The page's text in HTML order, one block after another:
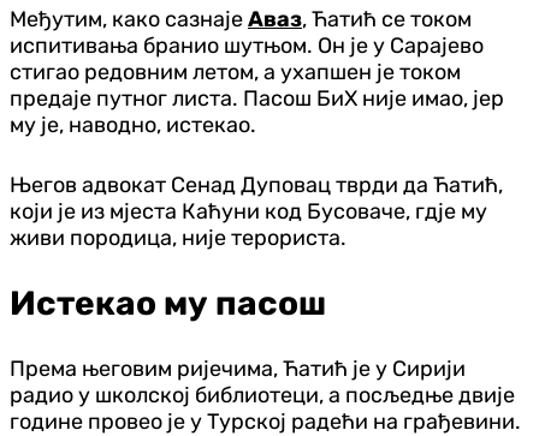
Међутим, како сазнајеАваз, Ћатић се током
испитивања бранио шутњом. Он је у Сарајево
стигао редовним летом, а ухапшен је током
предаје путног листа. Пасош БиХ није имао, јер
му је, наводно, истекао.
Његов адвокат Сенад Дуповац тврди да Ћатић,
који је из мјеста Каћуни код Бусоваче, гдје му
живи породица, није терориста.
Истекао му пасош
Према његовим ријечима, Ћатић је у Сирији
радио у школској библиотеци, а посљедње двије
године провео је у Турској радећи на грађевини.